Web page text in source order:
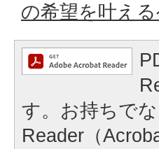
の希望を叶え
す。お持ちで
Reader（